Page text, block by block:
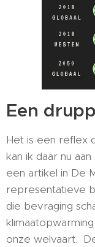
Een
Het is een reflex
kan ik daar nu
een artikel in De
representatieve
die bevraging
onze welvaart.